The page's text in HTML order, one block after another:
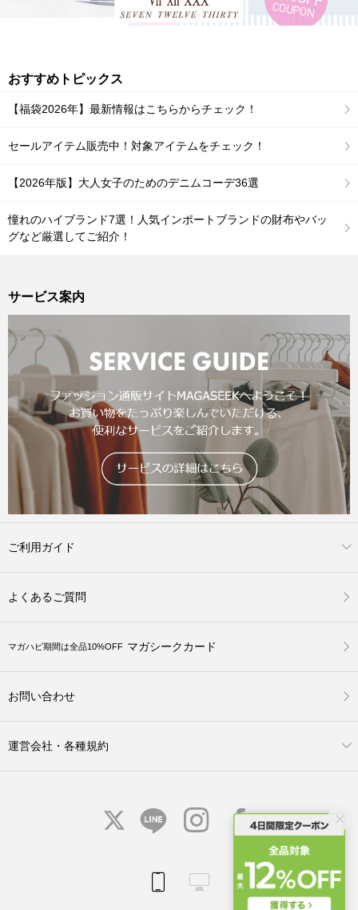
おすすめトピックス
【福袋2026年】最新情報はこちらからチェック！
セールアイテム販売中！対象アイテムをチェック！
【2026年版】大人女子のためのデニムコーデ36選
憧れのハイブランド7選！人気インポートブランドの財布やバッ
グなど厳選してご紹介！
サービス案内
ご利用ガイド
よくあるご質問
マガハピ期間は全品10%OFF マガシークカード
お問い合わせ
運営会社・各種規約